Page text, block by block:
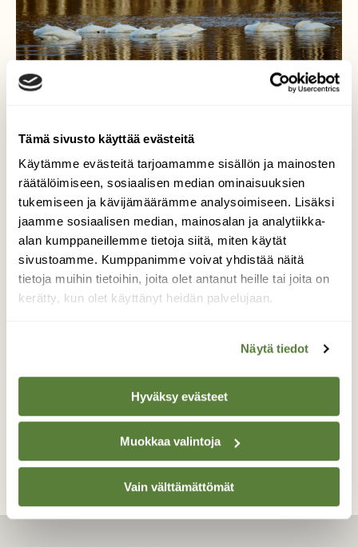
Tämä sivusto käyttää evästeitä
Käytämme evästeitä tarjoamamme sisällön ja mainosten
räätälöimiseen, sosiaalisen median ominaisuuksien
tukemiseen ja kävijämäärämme analysoimiseen. Lisäksi
jaamme sosiaalisen median, mainosalan ja analytiikka-
alan kumppaneillemme tietoja siitä, miten käytät
sivustoamme. Kumppanimme voivat yhdistää näitä
tietoja muihin tietoihin, joita olet antanut heille tai joita on
kerätty, kun olet käyttänyt heidän palvelujaan.
Näytä tiedot
Hyväksy evästeet
Muokkaa valintoja
Vain välttämättömät
Päiväunilla
Kymijoessa Voikkaan kohdalla virtaa vesi
vauhdilla. Joutsenjoukko vietti päivää
uiskennellen pitkin joen vartta, kunnes koitti
lepohetki.
TAKAISIN LISTAAN